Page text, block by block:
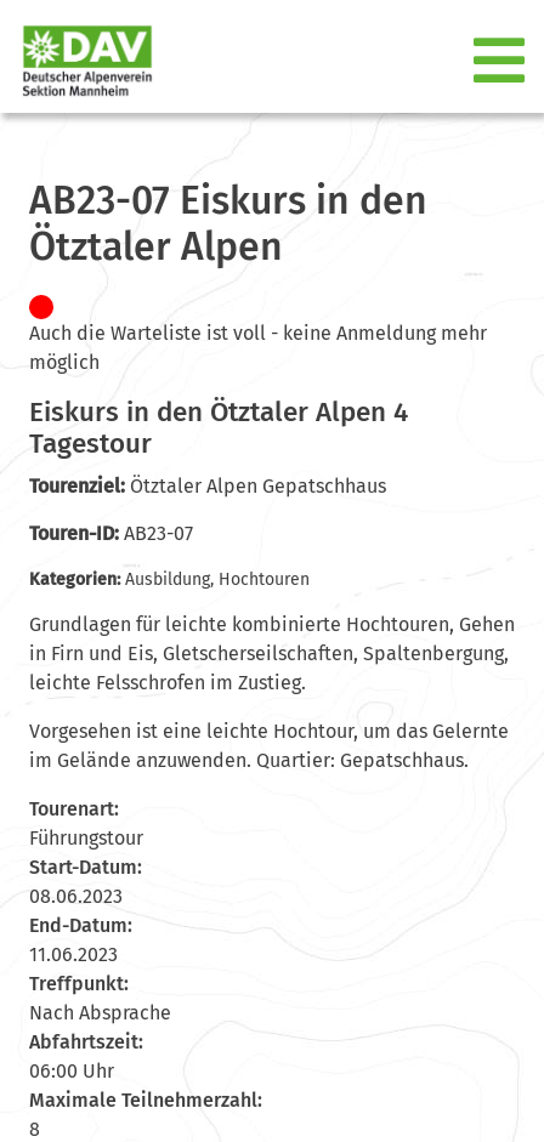
AB23-07 Eiskurs in den
Ötztaler Alpen
Auch die Warteliste ist voll - keine Anmeldung mehr
möglich
Eiskurs in den Ötztaler Alpen 4
Tagestour
Tourenziel:Ötztaler Alpen Gepatschhaus
Touren-ID:AB23-07
Kategorien:Ausbildung, Hochtouren
Grundlagen für leichte kombinierte Hochtouren, Gehen
in Firn und Eis, Gletscherseilschaften, Spaltenbergung,
leichte Felsschrofen im Zustieg.
Vorgesehen ist eine leichte Hochtour, um das Gelernte
im Gelände anzuwenden. Quartier: Gepatschhaus.
Tourenart:
Führungstour
Start-Datum:
08.06.2023
End-Datum:
11.06.2023
Treffpunkt:
Nach Absprache
Abfahrtszeit:
06:00 Uhr
Maximale Teilnehmerzahl:
8